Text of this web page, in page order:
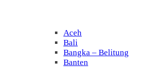
Aceh
Bali
Bangka – Belitung
Banten